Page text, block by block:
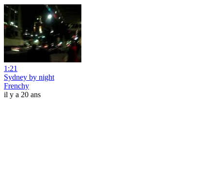
1:21
Sydney by night
Frenchy
il y a 20 ans